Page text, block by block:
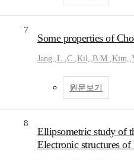
7
Some properties of
Jang,,L.,C.,Kil,,B.M.,Kim,,
원문보기
8
Ellipsometric study of
Electronic structures